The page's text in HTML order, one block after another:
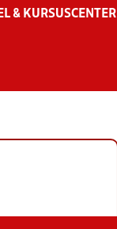
& KURSUSCENTER